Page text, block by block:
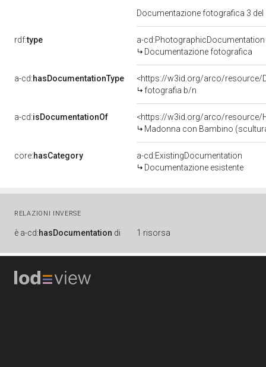
Documentazione fotografica 3
rdf:type
a-cd:PhotographicDocumentation
Documentazione fotografica
a-cd:hasDocumentationType
<https://w3id.org/arco/resource/
fotografia b/n
a-cd:isDocumentationOf
<https://w3id.org/arco/resource/
Madonna con Bambino
core:hasCategory
a-cd:ExistingDocumentation
Documentazione esistente
RELAZIONI INVERSE
è a-cd:hasDocumentation di 1 risorsa